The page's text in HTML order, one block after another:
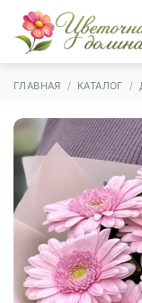
ГЛАВНАЯ КАТАЛОГ